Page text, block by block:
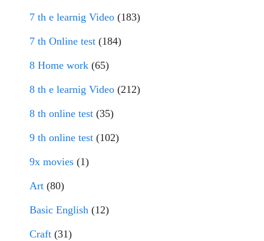
7 th e learnig Video (183)
7 th Online test (184)
8 Home work (65)
8 th e learnig Video (212)
8 th online test (35)
9 th online test (102)
9x movies (1)
Art (80)
Basic English (12)
Craft (31)